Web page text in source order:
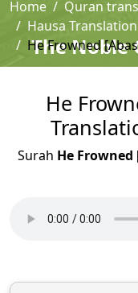
The Noble
Home
Quran
Hausa
He Frowned
He
Surah He Frowned